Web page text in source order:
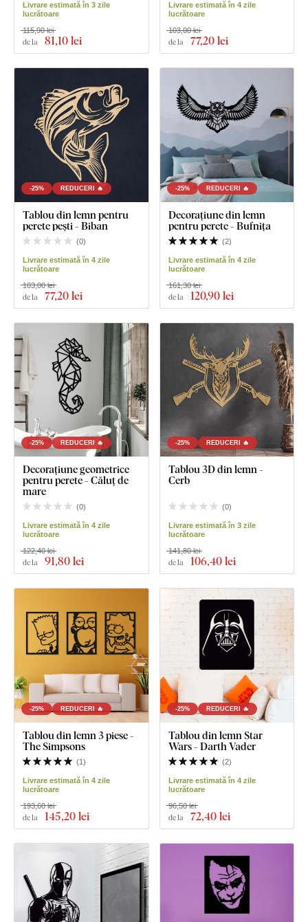
Livrare estimată în 3 zile
lucrătoare
de la 81,10 lei
115,90 lei
Livrare estimată în 4 zile
lucrătoare
de la 77,20 lei
103,00 lei
-25% REDUCERI 🔥
Tablou din lemn pentru
perete pești - Biban
(0)
Livrare estimată în 4 zile
lucrătoare
de la 77,20 lei
103,00 lei
-25% REDUCERI 🔥
Decorațiune din lemn
pentru perete - Bufnița
(2)
Livrare estimată în 4 zile
lucrătoare
de la 120,90 lei
161,30 lei
-25% REDUCERI 🔥
Decorațiune geometrice
pentru perete - Căluț de
mare
(0)
Livrare estimată în 4 zile
lucrătoare
de la 91,80 lei
122,40 lei
-25% REDUCERI 🔥
Tablou 3D din lemn -
Cerb
(0)
Livrare estimată în 3 zile
lucrătoare
de la 106,40 lei
141,80 lei
-25% REDUCERI 🔥
Tablou din lemn 3 piese -
The Simpsons
(1)
Livrare estimată în 4 zile
lucrătoare
de la 145,20 lei
193,60 lei
-25% REDUCERI 🔥
Tablou din lemn Star
Wars - Darth Vader
(2)
Livrare estimată în 4 zile
lucrătoare
de la 72,40 lei
96,50 lei